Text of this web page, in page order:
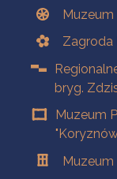
Zagroda
bryg.
Muzeum
Muzeum